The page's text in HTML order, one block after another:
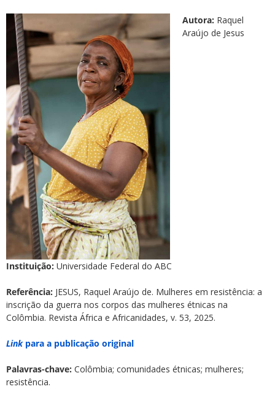
Autora: Raquel
Araújo de Jesus
Instituição: Universidade Federal do ABC
Referência: JESUS, Raquel Araújo de. Mulheres em resistência: a
inscrição da guerra nos corpos das mulheres étnicas na
Colômbia. Revista África e Africanidades, v. 53, 2025.
Linkpara a publicação original
Palavras-chave: Colômbia; comunidades étnicas; mulheres;
resistência.